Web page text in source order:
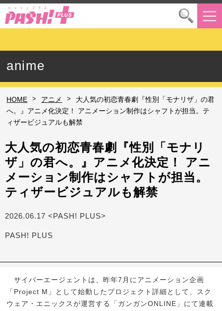
anime
HOME > アニメ >
大人気の初恋青春劇『性別「モナリザ」の君
へ。』アニメ化決定！ アニメーション制作はシャフトが担当。テ
ィザービジュアルも解禁
大人気の初恋青春劇『性別「モナリ
ザ」の君へ。』アニメ化決定！ アニ
メーション制作はシャフトが担当。
ティザービジュアルも解禁
2026.06.17 <PASH! PLUS>
PASH! PLUS
サイバーエージェントは、昨年7月にアニメーション企画
「Project M」として始動したプロジェクト詳細として、スク
ウェア・エニックスが運営する「ガンガンONLINE」にて連載